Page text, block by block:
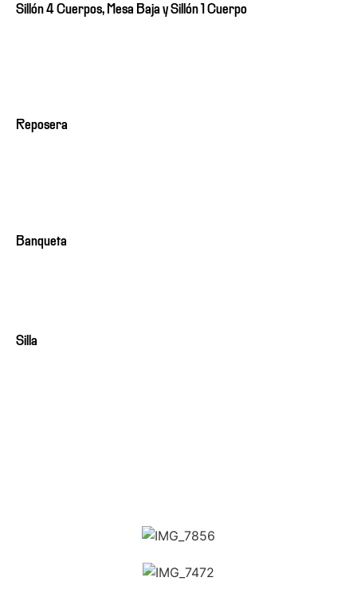
Sillón 4 Cuerpos, Mesa Baja y Sillón 1 Cuerpo
Reposera
Silla
Banqueta